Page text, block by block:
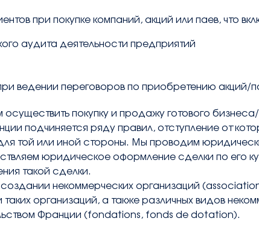
при покупке компаний, акций или паев, что
аудита деятельности предприятий
ведении переговоров по приобретению акций/
покупку и продажу готового
подчиняется ряду правил, отступление от
той или иной стороны. Мы проводим
юридическое оформление сделки по его
такой сделки.
некоммерческих организаций
организаций, а также различных видов
Франции (fondations, fonds de dotation).